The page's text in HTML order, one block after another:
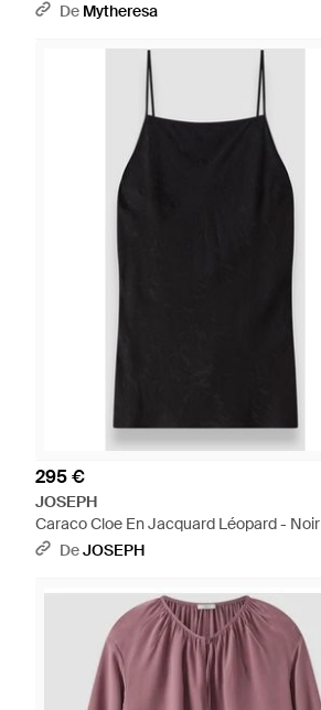
De Mytheresa
295 €
JOSEPH
Caraco Cloe En Jacquard Léopard - Noir
DeJOSEPH